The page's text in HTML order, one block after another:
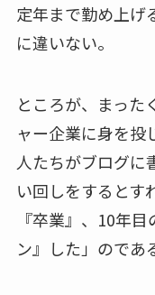
定年まで勤め上
に違いない。
ところが、まった
ャー企業に身を投
人たちがブログに
い回しをするとす
『卒業』、10年
ン』した」のであ